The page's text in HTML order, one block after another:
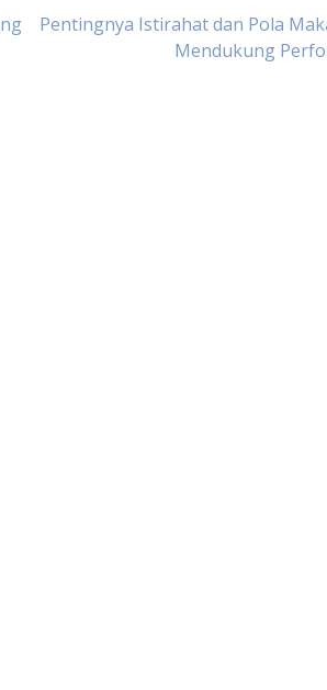
Pentingnya Istirahat dan Pola
Mendukung